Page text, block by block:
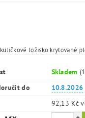
ložisko krytované
Skladem
do
10.8.2026